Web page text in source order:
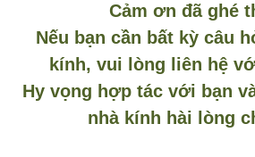
Cảm ơn đã ghé
Nếu bạn cần bất kỳ câu
kính, vui lòng liên hệ
Hy vọng hợp tác với bạn
nhà kính hài lòng